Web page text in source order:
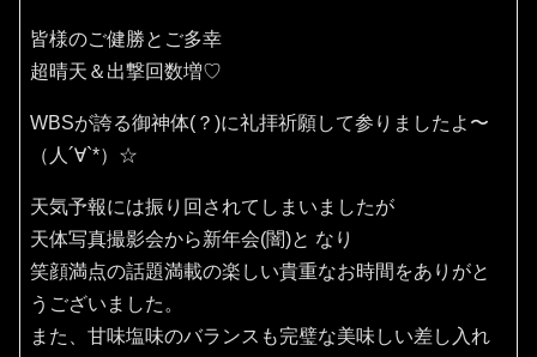
皆様のご健勝とご多幸
超晴天＆出撃回数増♡
WBSが誇る御神体(？)に礼拝祈願して参りましたよ〜
（人´∀`*）☆
天気予報には振り回されてしまいましたが
天体写真撮影会から新年会(闇)と なり
笑顔満点の話題満載の楽しい貴重なお時間をありがと
うございました。
また、甘味塩味のバランスも完璧な美味しい差し入れ